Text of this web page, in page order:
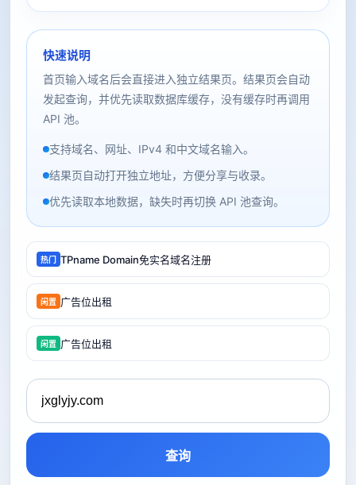
快速说明
首页输入域名后会直接进入独立结果页。结果页会自动
发起查询，并优先读取数据库缓存，没有缓存时再调用
API 池。
支持域名、网址、IPv4 和中文域名输入。
结果页自动打开独立地址，方便分享与收录。
优先读取本地数据，缺失时再切换 API 池查询。
热门 TPname Domain免实名域名注册
闲置 广告位出租
闲置 广告位出租
查询